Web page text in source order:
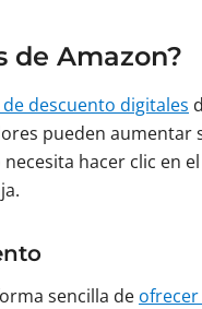
de Amazon?
de descuento digitales
pueden aumentar
hacer clic en
sencilla de